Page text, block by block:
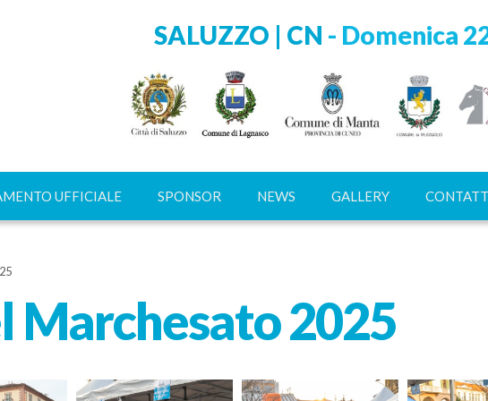
SALUZZO | CN - Domenica
UFFICIALE SPONSOR NEWS GALLERY
Marchesato 2025